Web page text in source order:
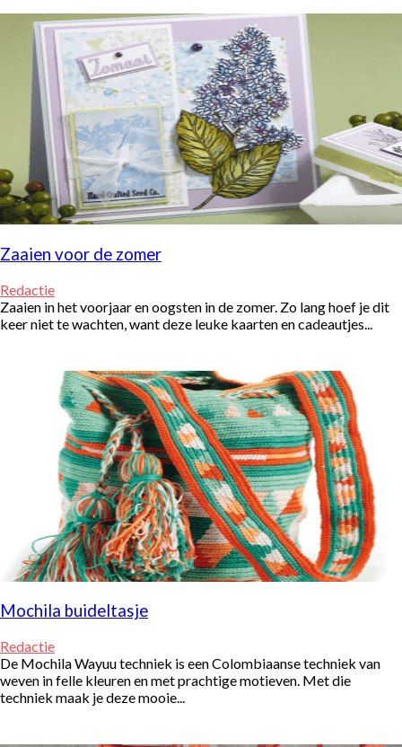
Zaaien voor de zomer
Redactie
Zaaien in het voorjaar en oogsten in de zomer. Zo lang hoef je dit
keer niet te wachten, want deze leuke kaarten en cadeautjes...
Mochila buideltasje
Redactie
De Mochila Wayuu techniek is een Colombiaanse techniek van
weven in felle kleuren en met prachtige motieven. Met die
techniek maak je deze mooie...